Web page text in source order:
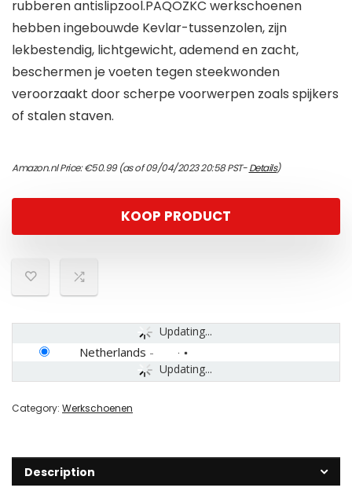
rubberen antislipzool.PAQOZKC werkschoenen
hebben ingebouwde Kevlar-tussenzolen, zijn
lekbestendig, lichtgewicht, ademend en zacht,
beschermen je voeten tegen steekwonden
veroorzaakt door scherpe voorwerpen zoals spijkers
of stalen staven.
Amazon.nl Price:€50.99(as of 09/04/2023 20:58 PST-Details)
KOOP PRODUCT
Updating...
Updating...
Netherlands -
Category: Werkschoenen
Description